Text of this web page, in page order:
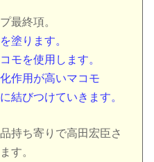
最終項。
塗ります。
モを使用します。
作用が高いマコモ
結びつけていきます。
持ち寄りで高田宏臣さ
す。